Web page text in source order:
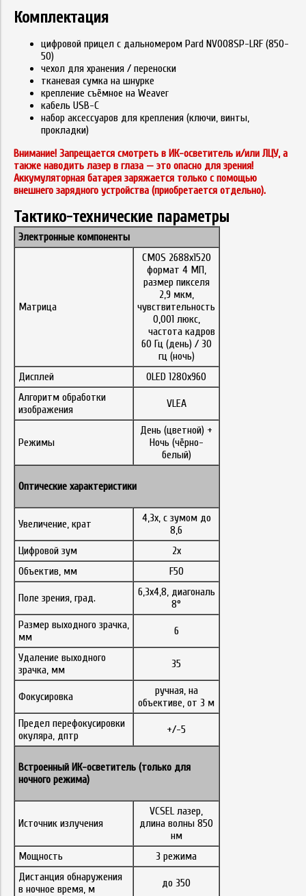
Комплектация
цифровой прицел с дальномером Pard NV008SP-LRF (850-
50)
чехол для хранения / переноски
тканевая сумка на шнурке
крепление съёмное на Weaver
кабель USB-C
набор аксессуаров для крепления (ключи, винты,
прокладки)
Внимание! Запрещается смотреть в ИК-осветитель и/или ЛЦУ, а
также наводить лазер в глаза — это опасно для зрения!
Аккумуляторная батарея заряжается только с помощью
внешнего зарядного устройства (приобретается отдельно).
Тактико-технические параметры
Электронные компоненты
Матрица
CMOS 2688x1520
формат 4 МП,
размер пикселя
2,9 мкм,
чувствительность
0,001 люкс,
частота кадров
60 Гц (день) / 30
гц (ночь)
Дисплей
OLED 1280x960
Алгоритм обработки
изображения
VLEA
Режимы
День (цветной) +
Ночь (чёрно-
белый)
Оптические характеристики
Увеличение, крат
4,3x, с зумом до
8,6
Цифровой зум
2x
Объектив, мм
F50
Поле зрения, град.
6,3x4,8, диагональ
8°
Размер выходного зрачка,
мм
6
Удаление выходного
зрачка, мм
35
Фокусировка
ручная, на
объективе, от 3 м
Предел перефокусировки
окуляра, дптр
+/-5
Встроенный ИК-осветитель (только для
ночного режима)
Источник излучения
VCSEL лазер,
длина волны 850
нм
Мощность
3 режима
Дистанция обнаружения
в ночное время, м
до 350